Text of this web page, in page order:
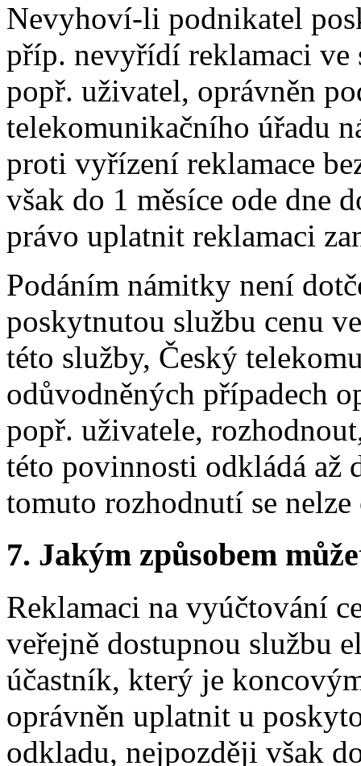
Nevyhoví-li podnikatel
příp. nevyřídí reklamaci ve
popř. uživatel, oprávněn
telekomunikačního úřadu
proti vyřízení reklamace
však do 1 měsíce ode dne
právo uplatnit reklamaci
Podáním námitky není
poskytnutou službu cenu
této služby, Český
odůvodněných případech
popř. uživatele,
této povinnosti odkládá až
tomuto rozhodnutí se
7. Jakým způsobem
Reklamaci na vyúčtování
veřejně dostupnou službu
účastník, který je
oprávněn uplatnit u
odkladu, nejpozději však